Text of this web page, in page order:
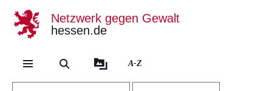
Netzwerk gegen Gewalt
hessen.de
A-Z